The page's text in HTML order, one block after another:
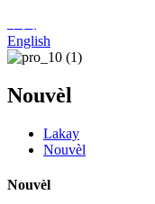
English
Nouvèl
Lakay
Nouvèl
Nouvèl